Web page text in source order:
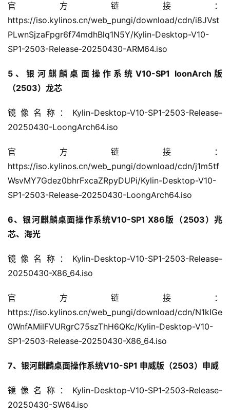
官方链接：
https://iso.kylinos.cn/web_pungi/download/cdn/i8JVst
PLwnSjzaFpgr6f74mdhBlq1N5Y/Kylin-Desktop-V10-
SP1-2503-Release-20250430-ARM64.iso
5、银河麒麟桌面操作系统V10-SP1 loonArch版
（2503）龙芯
镜像名称：Kylin-Desktop-V10-SP1-2503-Release-
20250430-LoongArch64.iso
官方链接：
https://iso.kylinos.cn/web_pungi/download/cdn/j1m5tf
WsvMY7Gdez0bhrFxcaZRpyDUPi/Kylin-Desktop-V10-
SP1-2503-Release-20250430-LoongArch64.iso
6、银河麒麟桌面操作系统V10-SP1 X86版（2503）兆
芯、海光
镜像名称：Kylin-Desktop-V10-SP1-2503-Release-
20250430-X86_64.iso
官方链接：
https://iso.kylinos.cn/web_pungi/download/cdn/N1kIGe
0WnfAMilFVURgrC75szThH6QKc/Kylin-Desktop-V10-
SP1-2503-Release-20250430-X86_64.iso
7、银河麒麟桌面操作系统V10-SP1 申威版（2503）申威
镜像名称：Kylin-Desktop-V10-SP1-2503-Release-
20250430-SW64.iso